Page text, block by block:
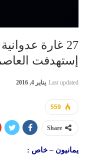
27 غارة
إستهدفت
Last updated يناير 4, 2016
559
Share
يمانيون – خاص :